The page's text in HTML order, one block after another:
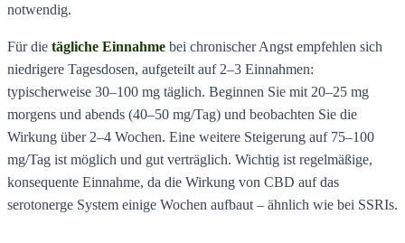
notwendig.
Für die tägliche Einnahme bei chronischer Angst empfehlen sich
niedrigere Tagesdosen, aufgeteilt auf 2–3 Einnahmen:
typischerweise 30–100 mg täglich. Beginnen Sie mit 20–25 mg
morgens und abends (40–50 mg/Tag) und beobachten Sie die
Wirkung über 2–4 Wochen. Eine weitere Steigerung auf 75–100
mg/Tag ist möglich und gut verträglich. Wichtig ist regelmäßige,
konsequente Einnahme, da die Wirkung von CBD auf das
serotonerge System einige Wochen aufbaut – ähnlich wie bei SSRIs.